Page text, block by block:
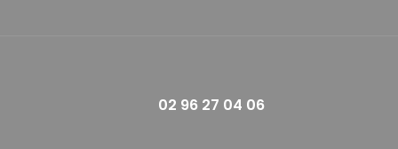
02 96 27 04 06